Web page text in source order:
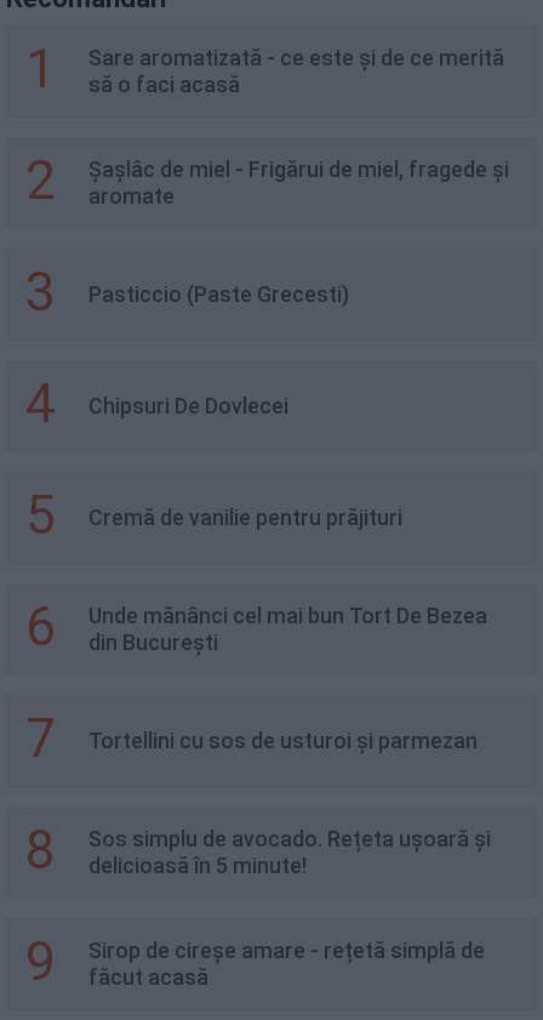
1
Sare aromatizată - ce este și de ce merită
să o faci acasă
2
Șașlâc de miel - Frigărui de miel, fragede și
aromate
3 Pasticcio (Paste Grecesti)
4 Chipsuri De Dovlecei
5 Cremă de vanilie pentru prăjituri
6
Unde mănânci cel mai bun Tort De Bezea
din București
7 Tortellini cu sos de usturoi și parmezan
8
Sos simplu de avocado. Rețeta ușoară și
delicioasă în 5 minute!
9
Sirop de cireșe amare - rețetă simplă de
făcut acasă